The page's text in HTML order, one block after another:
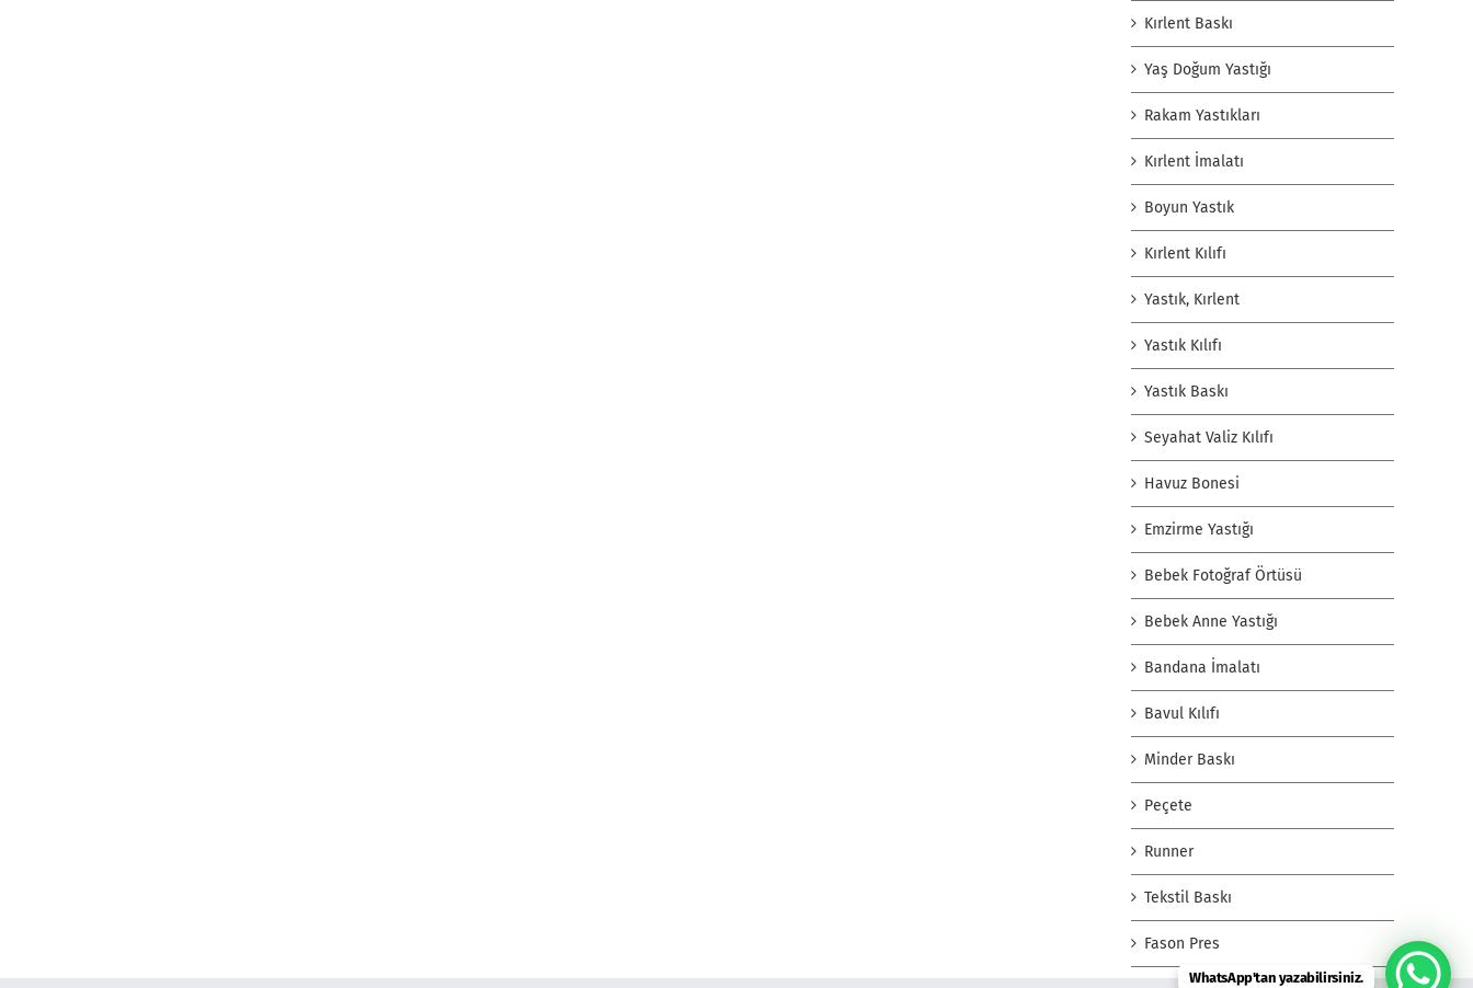
Kırlent Baskı
Yaş Doğum Yastığı
Rakam Yastıkları
Kırlent İmalatı
Boyun Yastık
Kırlent Kılıfı
Yastık, Kırlent
Yastık Kılıfı
Yastık Baskı
Seyahat Valiz Kılıfı
Havuz Bonesi
Emzirme Yastığı
Bebek Fotoğraf Örtüsü
Bebek Anne Yastığı
Bandana İmalatı
Bavul Kılıfı
Minder Baskı
Peçete
Runner
Tekstil Baskı
Fason Pres
WhatsApp'tan yazabilirsiniz.